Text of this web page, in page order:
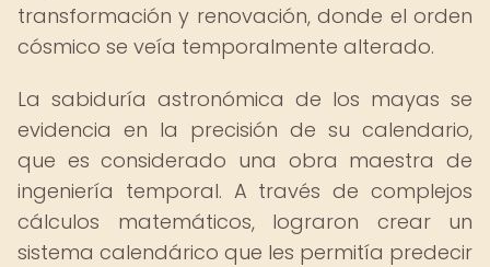
transformación y renovación, donde el orden
cósmico se veía temporalmente alterado.
La sabiduría astronómica de los mayas se
evidencia en la precisión de su calendario,
que es considerado una obra maestra de
ingeniería temporal. A través de complejos
cálculos matemáticos, lograron crear un
sistema calendárico que les permitía predecir